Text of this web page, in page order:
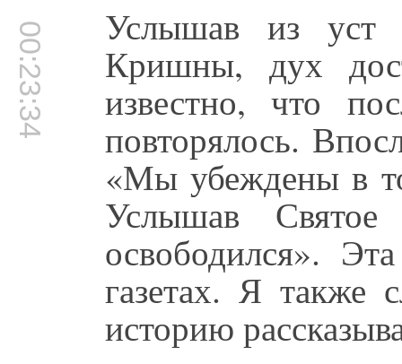
00:23:34 Услышав из уст
Кришны, дух
известно, что
повторялось.
«Мы убеждены в
Услышав
освободился».
газетах. Я также
историю